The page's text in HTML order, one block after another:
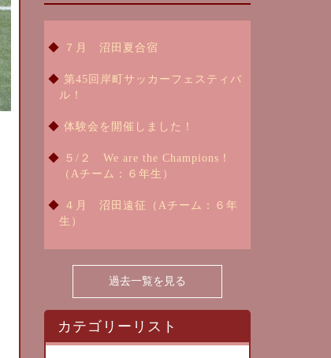
７月 沼田夏合宿
第45回岸町サッカーフェスティバ
ル！
体験会を開催しました！
５/２ We are the Champions！
（Aチーム：６年生）
４月 沼田遠征（Aチーム：６年
生）
過去一覧を見る
カテゴリーリスト